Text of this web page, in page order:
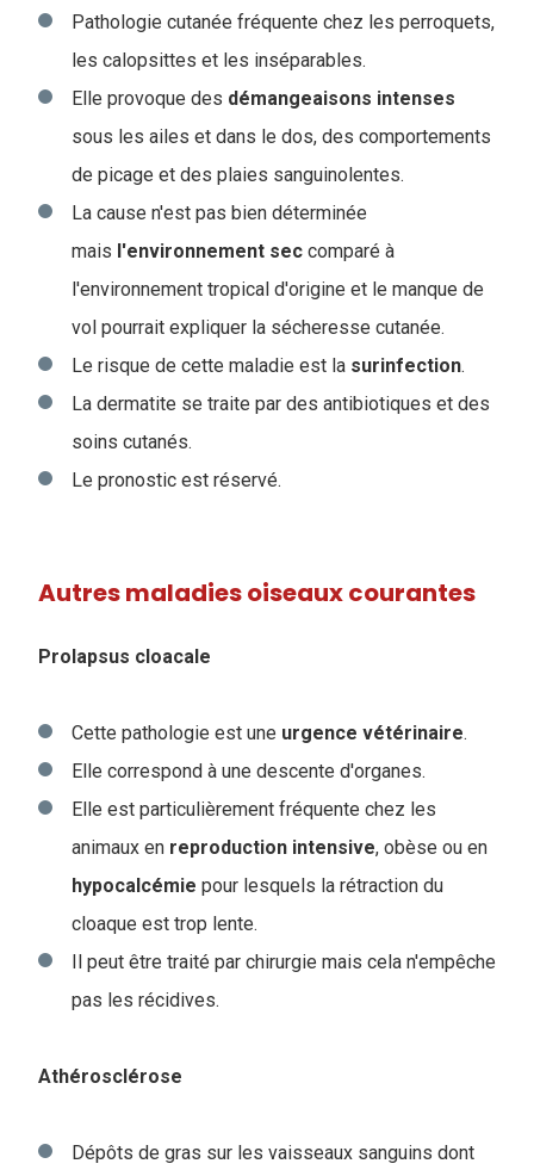
Pathologie cutanée fréquente chez les perroquets,
les calopsittes et les inséparables.
Elle provoque des démangeaisons intenses
sous les ailes et dans le dos, des comportements
de picage et des plaies sanguinolentes.
La cause n'est pas bien déterminée
mais l'environnement sec comparé à
l'environnement tropical d'origine et le manque de
vol pourrait expliquer la sécheresse cutanée.
Le risque de cette maladie est la surinfection.
La dermatite se traite par des antibiotiques et des
soins cutanés.
Le pronostic est réservé.
Autres maladies oiseaux courantes
Prolapsus cloacale
Cette pathologie est une urgence vétérinaire.
Elle correspond à une descente d'organes.
Elle est particulièrement fréquente chez les
animaux en reproduction intensive, obèse ou en
hypocalcémie pour lesquels la rétraction du
cloaque est trop lente.
Il peut être traité par chirurgie mais cela n'empêche
pas les récidives.
Athérosclérose
Dépôts de gras sur les vaisseaux sanguins dont